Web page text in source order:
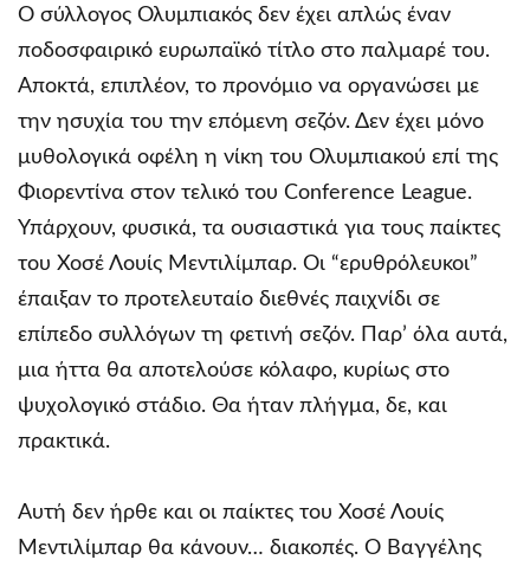
Ο σύλλογος Ολυμπιακός δεν έχει απλώς έναν
ποδοσφαιρικό ευρωπαϊκό τίτλο στο παλμαρέ του.
Αποκτά, επιπλέον, το προνόμιο να οργανώσει με
την ησυχία του την επόμενη σεζόν. Δεν έχει μόνο
μυθολογικά οφέλη η νίκη του Ολυμπιακού επί της
Φιορεντίνα στον τελικό του Conference League.
Υπάρχουν, φυσικά, τα ουσιαστικά για τους παίκτες
του Χοσέ Λουίς Μεντιλίμπαρ. Οι “ερυθρόλευκοι”
έπαιξαν το προτελευταίο διεθνές παιχνίδι σε
επίπεδο συλλόγων τη φετινή σεζόν. Παρ’ όλα αυτά,
μια ήττα θα αποτελούσε κόλαφο, κυρίως στο
ψυχολογικό στάδιο. Θα ήταν πλήγμα, δε, και
πρακτικά.
Αυτή δεν ήρθε και οι παίκτες του Χοσέ Λουίς
Μεντιλίμπαρ θα κάνουν… διακοπές. Ο Βαγγέλης